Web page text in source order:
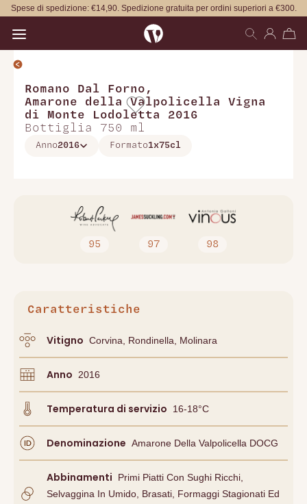
Spese di spedizione: €14,90. Spedizione gratuita per ordini superiori a €300.
Romano Dal Forno ,
Amarone della Valpolicella Vigna
di Monte Lodoletta 2016
Bottiglia 750 ml
Anno2016 Formato1x75cl
95 97 98
Caratteristiche
Vitigno Corvina, Rondinella, Molinara
Anno 2016
Temperatura di servizio 16-18°C
Denominazione Amarone Della Valpolicella DOCG
Abbinamenti
Primi Piatti Con Sughi Ricchi,
Selvaggina In Umido, Brasati, Formaggi Stagionati Ed